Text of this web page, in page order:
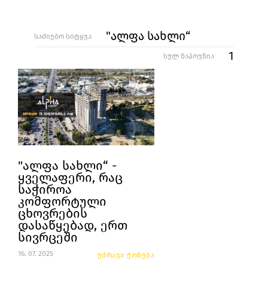
საძიებო სიტყვა "ალფა სახლი“
სულ ნაპოვნია 1
"ალფა სახლი“ -
ყველაფერი, რაც
საჭიროა
კომფორტული
ცხოვრების
დასაწყებად, ერთ
სივრცეში
16. 07. 2025 უძრავი ქონება